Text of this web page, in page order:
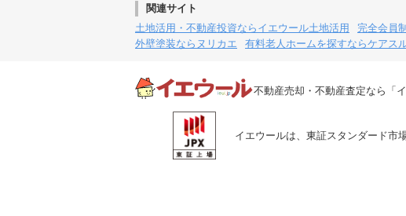
関連サイト
土地活用・不動産投資ならイエウール土地活用
完全会員
外壁塗装ならヌリカエ
有料老人ホームを探すならケアス
不動産売却・不動産査定なら「
イエウールは、東証スタンダード市